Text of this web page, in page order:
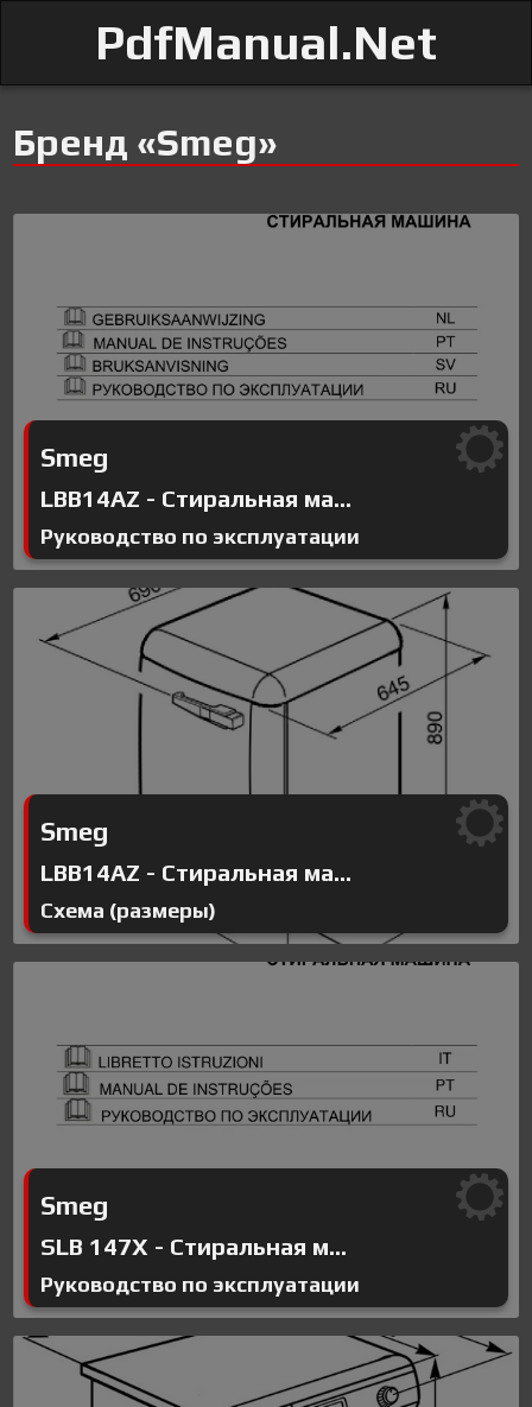
PdfManual.Net
Бренд «Smeg»
Smeg
LBB14AZ - Стиральная ма...
Руководство по эксплуатации
Smeg
LBB14AZ - Стиральная ма...
Схема (размеры)
Smeg
SLB 147X - Стиральная м...
Руководство по эксплуатации